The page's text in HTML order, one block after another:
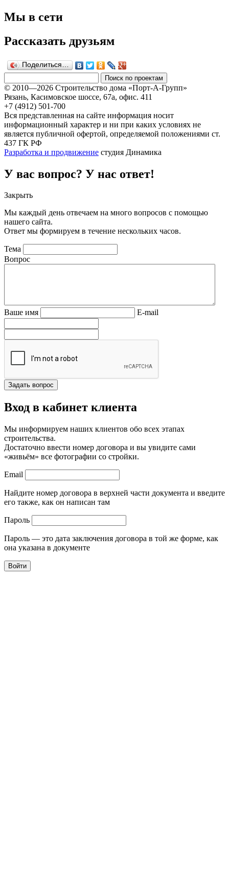
Мы в сети
Рассказать друзьям
Поделиться…
© 2010—2026 Строительство дома «Порт-А-Групп»
Рязань, Касимовское шоссе, 67а, офиc. 411
+7 (4912) 501-700
Вся представленная на сайте информация носит
информационный характер и ни при каких условиях не
является публичной офертой, определяемой положениями ст.
437 ГК РФ
Разработка и продвижение студия Динамика
У вас вопрос? У нас ответ!
Закрыть
Мы каждый день отвечаем на много вопросов с помощью
нашего сайта.
Ответ мы формируем в течение нескольких часов.
Тема
Вопрос
Ваше имя E-mail
Вход в кабинет клиента
Мы информируем наших клиентов обо всех этапах
строительства.
Достаточно ввести номер договора и вы увидите сами
«живьём» все фотографии со стройки.
Email
Найдите номер договора в верхней части документа и введите
его также, как он написан там
Пароль
Пароль — это дата заключения договора в той же форме, как
она указана в документе